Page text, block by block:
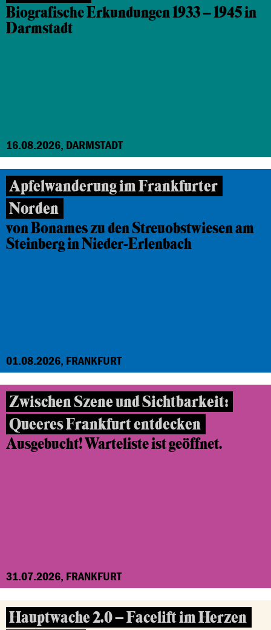
Biografische Erkundungen 1933 – 1945 in
Darmstadt
16.08.2026, DARMSTADT
Apfelwanderung im Frankfurter
Norden
von Bonames zu den Streuobstwiesen am
Steinberg in Nieder-Erlenbach
01.08.2026, FRANKFURT
Zwischen Szene und Sichtbarkeit:
Queeres Frankfurt entdecken
Ausgebucht! Warteliste ist geöffnet.
31.07.2026, FRANKFURT
Hauptwache 2.0 – Facelift im Herzen